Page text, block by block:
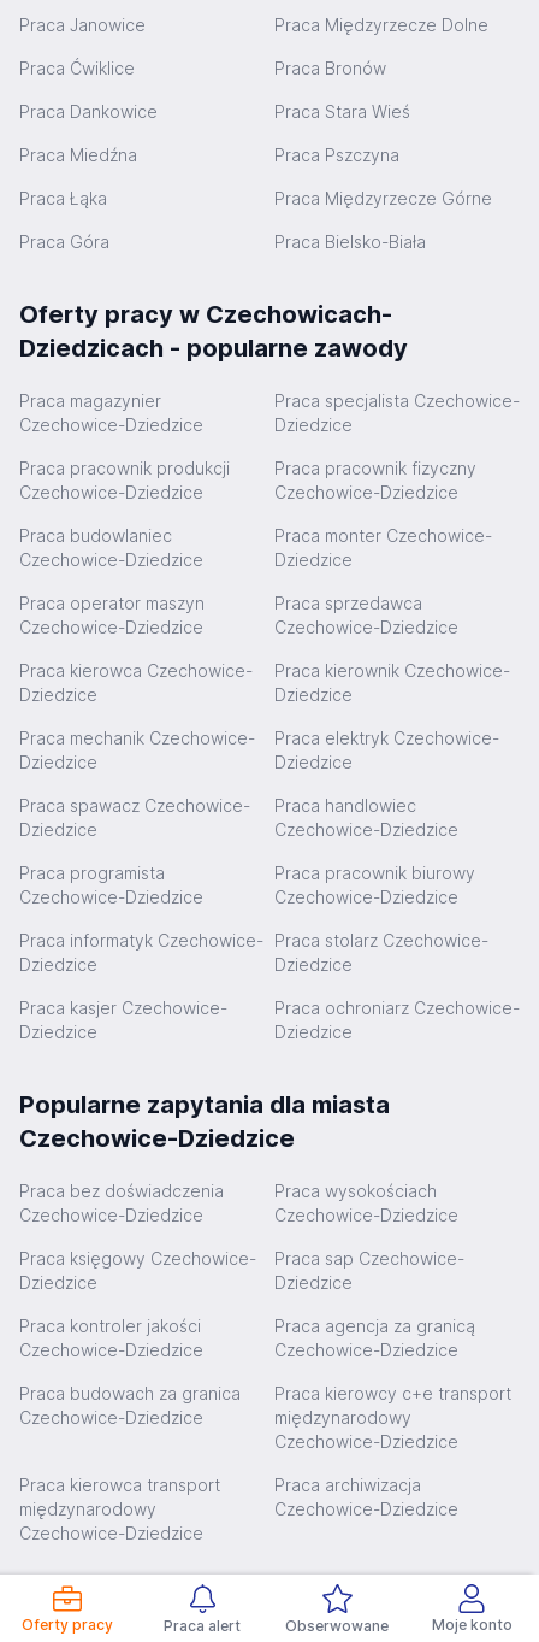
Oferty pracy Praca alert Obserwowane Moje konto
Praca Janowice Praca Międzyrzecze Dolne
Praca Ćwiklice Praca Bronów
Praca Dankowice Praca Stara Wieś
Praca Miedźna Praca Pszczyna
Praca Łąka Praca Międzyrzecze Górne
Praca Góra Praca Bielsko-Biała
Oferty pracy w Czechowicach-
Dziedzicach - popularne zawody
Praca magazynier
Czechowice-Dziedzice
Praca specjalista Czechowice-
Dziedzice
Praca pracownik produkcji
Czechowice-Dziedzice
Praca pracownik fizyczny
Czechowice-Dziedzice
Praca budowlaniec
Czechowice-Dziedzice
Praca monter Czechowice-
Dziedzice
Praca operator maszyn
Czechowice-Dziedzice
Praca sprzedawca
Czechowice-Dziedzice
Praca kierowca Czechowice-
Dziedzice
Praca kierownik Czechowice-
Dziedzice
Praca mechanik Czechowice-
Dziedzice
Praca elektryk Czechowice-
Dziedzice
Praca spawacz Czechowice-
Dziedzice
Praca handlowiec
Czechowice-Dziedzice
Praca programista
Czechowice-Dziedzice
Praca pracownik biurowy
Czechowice-Dziedzice
Praca informatyk Czechowice-
Dziedzice
Praca stolarz Czechowice-
Dziedzice
Praca kasjer Czechowice-
Dziedzice
Praca ochroniarz Czechowice-
Dziedzice
Popularne zapytania dla miasta
Czechowice-Dziedzice
Praca bez doświadczenia
Czechowice-Dziedzice
Praca wysokościach
Czechowice-Dziedzice
Praca księgowy Czechowice-
Dziedzice
Praca sap Czechowice-
Dziedzice
Praca kontroler jakości
Czechowice-Dziedzice
Praca agencja za granicą
Czechowice-Dziedzice
Praca budowach za granica
Czechowice-Dziedzice
Praca kierowcy c+e transport
międzynarodowy
Czechowice-Dziedzice
Praca kierowca transport
międzynarodowy
Czechowice-Dziedzice
Praca archiwizacja
Czechowice-Dziedzice
Oferty pracy w miastach